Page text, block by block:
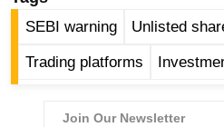
न्यू
ज
ब्री
SEBI warning Unlisted
Trading platforms